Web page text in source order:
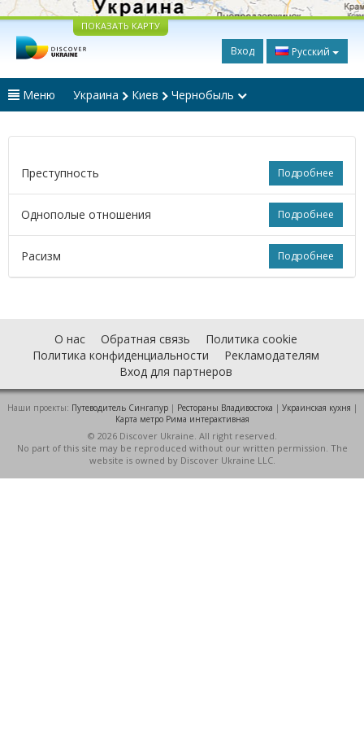
ПОКАЗАТЬ КАРТУ
Вход Русский
Меню Украина Киев Чернобыль
Подробнее
Преступность
Подробнее
Однополые отношения
Подробнее
Расизм
О нас Обратная связь
Политика cookie
Политика конфиденциальности
Рекламодателям
Вход для партнеров
Наши проекты: Путеводитель Сингапур| Рестораны Владивостока | Украинская кухня |
Карта метро Рима интерактивная
© 2026 Discover Ukraine. All right reserved.
No part of this site may be reproduced without our written permission. The
website is owned by Discover Ukraine LLC.